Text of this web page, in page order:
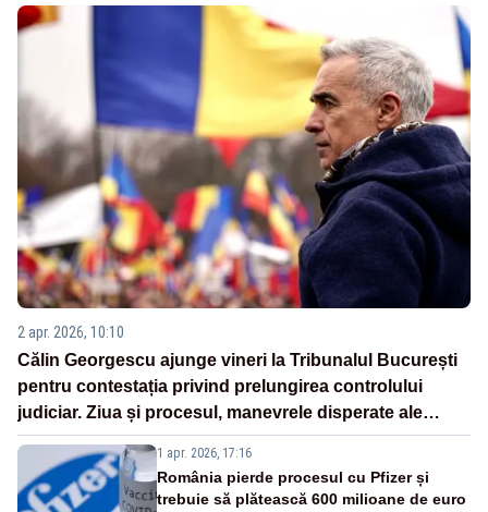
2 apr. 2026, 10:10
Călin Georgescu ajunge vineri la Tribunalul București
pentru contestația privind prelungirea controlului
judiciar. Ziua și procesul, manevrele disperate ale
Sistemului
1 apr. 2026, 17:16
România pierde procesul cu Pfizer și
trebuie să plătească 600 milioane de euro